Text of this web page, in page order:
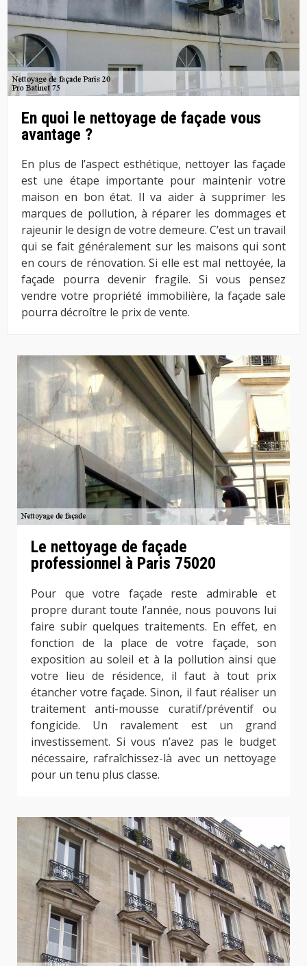
En quoi le nettoyage de façade vous
avantage ?
En plus de l’aspect esthétique, nettoyer las façade
est une étape importante pour maintenir votre
maison en bon état. Il va aider à supprimer les
marques de pollution, à réparer les dommages et
rajeunir le design de votre demeure. C’est un travail
qui se fait généralement sur les maisons qui sont
en cours de rénovation. Si elle est mal nettoyée, la
façade pourra devenir fragile. Si vous pensez
vendre votre propriété immobilière, la façade sale
pourra décroître le prix de vente.
Le nettoyage de façade
professionnel à Paris 75020
Pour que votre façade reste admirable et
propre durant toute l’année, nous pouvons lui
faire subir quelques traitements. En effet, en
fonction de la place de votre façade, son
exposition au soleil et à la pollution ainsi que
votre lieu de résidence, il faut à tout prix
étancher votre façade. Sinon, il faut réaliser un
traitement anti-mousse curatif/préventif ou
fongicide. Un ravalement est un grand
investissement. Si vous n’avez pas le budget
nécessaire, rafraîchissez-là avec un nettoyage
pour un tenu plus classe.